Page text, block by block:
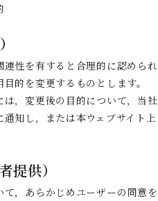
性を有すると合理的に認められ
的を変更するものとします。
，変更後の目的について，当社
知し，または本ウェブサイト上
提供）
，あらかじめユーザーの同意を